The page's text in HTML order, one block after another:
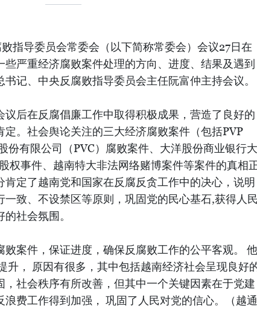
指导委员会常委会（以下简称常委会）会议27日在
严重经济腐败案件处理的方向、进度、结果及遇到
记、中央反腐败指导委员会主任阮富仲主持会议。
议后在反腐倡廉工作中取得积极成果，营造了良好的
。社会舆论关注的三大经济腐败案件（包括PVP
份有限公司（PVC）腐败案件、大洋股份商业银行大
权事件、越南特大非法网络赌博案件等案件的真相
定了越南党和国家在反腐反贪工作中的决心，说明
一致、不设禁区等原则，巩固党的民心基石,获得人民
社会氛围。
败案件，保证进度，确保反腐败工作的公平客观。 他
升， 原因有很多，其中包括越南经济社会呈现良好
社会秩序有所改善，但其中一个关键因素在于党建
费工作得到加强， 巩固了人民对党的信心。（越通